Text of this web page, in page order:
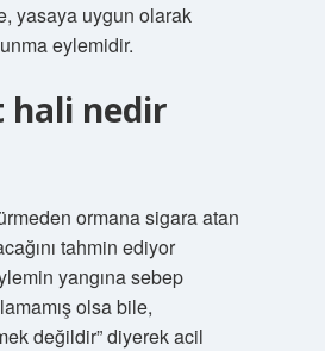
yasaya uygun olarak
eylemidir.
hali nedir
ormana sigara atan
tahmin ediyor
yangına sebep
olsa bile,
değildir” diyerek acil